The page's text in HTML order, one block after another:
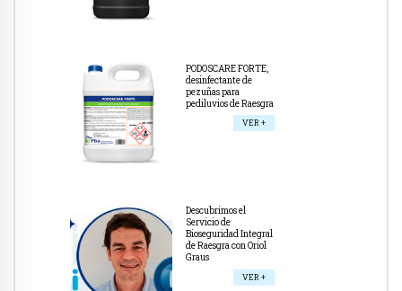
PODOSCARE FORTE,
desinfectante de
pezuñas para
pediluvios de Raesgra
VER +
Descubrimos el
Servicio de
Bioseguridad Integral
de Raesgra con Oriol
Graus
VER +